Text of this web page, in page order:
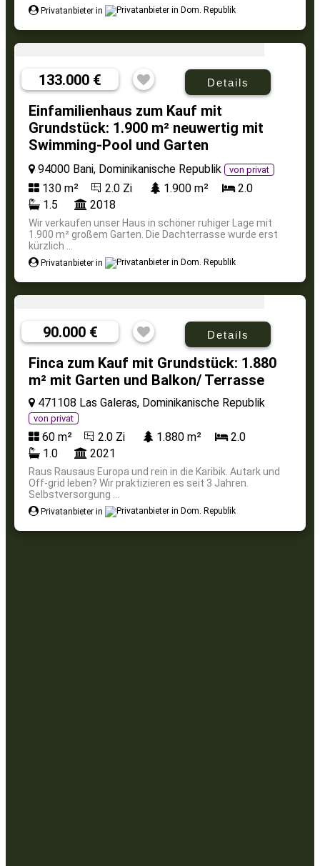
Privatanbieter in
133.000 € Details
Einfamilienhaus zum Kauf mit
Grundstück: 1.900 m² neuwertig mit
Swimming-Pool und Garten
94000 Bani, Dominikanische Republik von privat
130 m² 2.0 Zi 1.900 m²
2.0
1.5
2018
Wir verkaufen unser Haus in schöner ruhiger Lage mit
1.900 m² großem Garten. Die Dachterrasse wurde erst
kürzlich ...
Privatanbieter in
90.000 € Details
Finca zum Kauf mit Grundstück: 1.880
m² mit Garten und Balkon/ Terrasse
471108 Las Galeras, Dominikanische Republik
von privat
60 m² 2.0 Zi 1.880 m²
2.0
1.0
2021
Raus Rausaus Europa und rein in die Karibik. Autark und
Off-grid leben? Wir praktizieren es seit 3 Jahren.
Selbstversorgung ...
Privatanbieter in